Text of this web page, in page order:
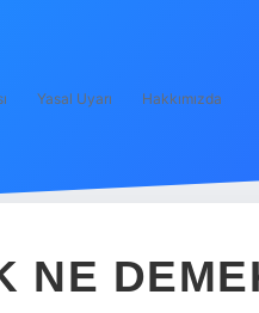
Yasal Uyarı Hakkımızda
NE